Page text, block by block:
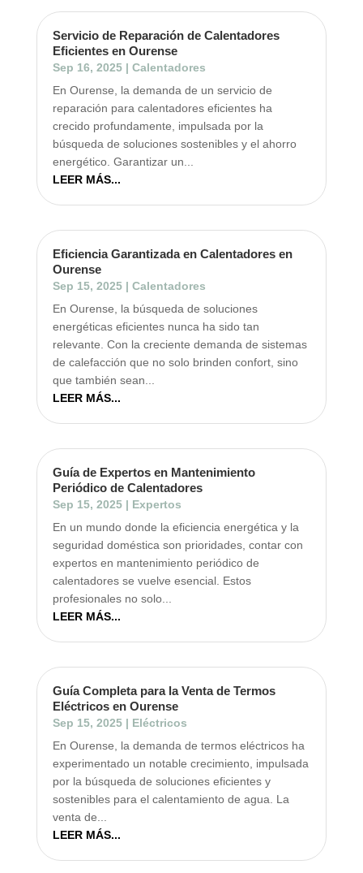
Servicio de Reparación de Calentadores
Eficientes en Ourense
Sep 16, 2025| Calentadores
En Ourense, la demanda de un servicio de
reparación para calentadores eficientes ha
crecido profundamente, impulsada por la
búsqueda de soluciones sostenibles y el ahorro
energético. Garantizar un...
LEER MÁS...
Eficiencia Garantizada en Calentadores en
Ourense
Sep 15, 2025| Calentadores
En Ourense, la búsqueda de soluciones
energéticas eficientes nunca ha sido tan
relevante. Con la creciente demanda de sistemas
de calefacción que no solo brinden confort, sino
que también sean...
LEER MÁS...
Guía de Expertos en Mantenimiento
Periódico de Calentadores
Sep 15, 2025| Expertos
En un mundo donde la eficiencia energética y la
seguridad doméstica son prioridades, contar con
expertos en mantenimiento periódico de
calentadores se vuelve esencial. Estos
profesionales no solo...
LEER MÁS...
Guía Completa para la Venta de Termos
Eléctricos en Ourense
Sep 15, 2025| Eléctricos
En Ourense, la demanda de termos eléctricos ha
experimentado un notable crecimiento, impulsada
por la búsqueda de soluciones eficientes y
sostenibles para el calentamiento de agua. La
venta de...
LEER MÁS...